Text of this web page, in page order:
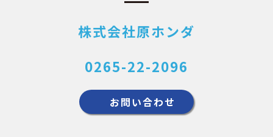
株式会社原ホンダ
0265-22-2096
お問い合わせ